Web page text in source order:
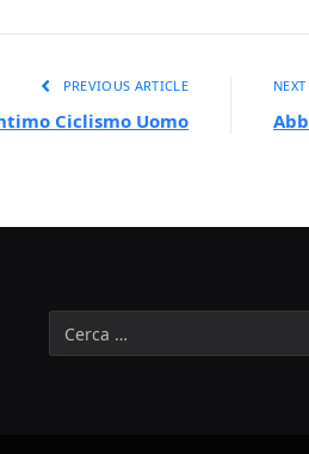
PREVIOUS ARTICLE
Ciclismo Uomo